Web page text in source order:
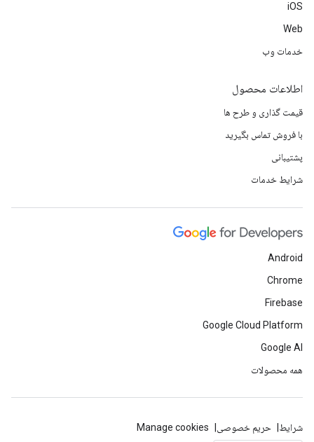
iOS
Web
خدمات وب
اطلاعات محصول
قیمت گذاری و طرح ها
با فروش تماس بگیرید
پشتیبانی
شرایط خدمات
Android
Chrome
Firebase
Google Cloud Platform
Google AI
همه محصولات
شرایط حریم خصوصی Manage cookies